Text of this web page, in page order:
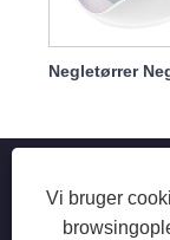
Vi bruger